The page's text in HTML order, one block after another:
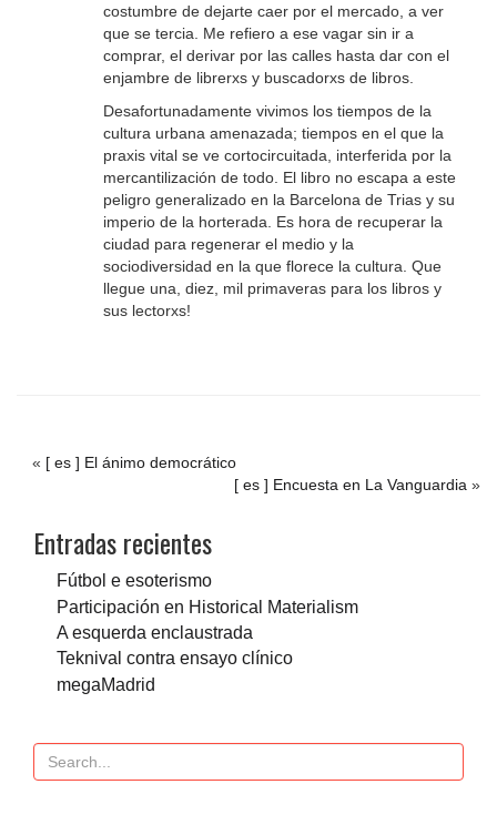
costumbre de dejarte caer por el mercado, a ver
que se tercia. Me refiero a ese vagar sin ir a
comprar, el derivar por las calles hasta dar con el
enjambre de librerxs y buscadorxs de libros.
Desafortunadamente vivimos los tiempos de la
cultura urbana amenazada; tiempos en el que la
praxis vital se ve cortocircuitada, interferida por la
mercantilización de todo. El libro no escapa a este
peligro generalizado en la Barcelona de Trias y su
imperio de la horterada. Es hora de recuperar la
ciudad para regenerar el medio y la
sociodiversidad en la que florece la cultura. Que
llegue una, diez, mil primaveras para los libros y
sus lectorxs!
« [ es ] El ánimo democrático
[ es ] Encuesta en La Vanguardia »
Entradas recientes
Fútbol e esoterismo
Participación en Historical Materialism
A esquerda enclaustrada
Teknival contra ensayo clínico
megaMadrid